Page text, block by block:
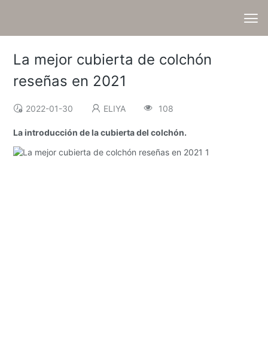
La mejor cubierta de colchón
reseñas en 2021
2022-01-30 ELIYA 108
La introducción de la cubierta del colchón.